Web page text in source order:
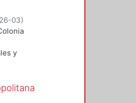
03)
y
que
de